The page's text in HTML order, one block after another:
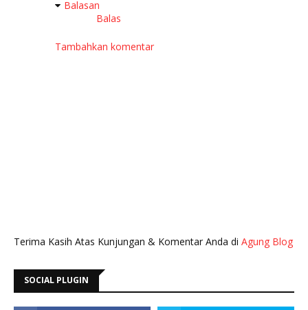
Balasan
Balas
Tambahkan komentar
Terima Kasih Atas Kunjungan & Komentar Anda di Agung Blog
SOCIAL PLUGIN